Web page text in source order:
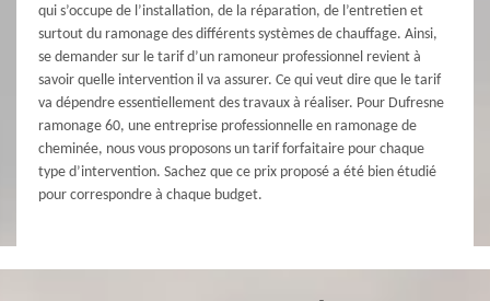
qui s’occupe de l’installation, de la réparation, de l’entretien et
surtout du ramonage des différents systèmes de chauffage. Ainsi,
se demander sur le tarif d’un ramoneur professionnel revient à
savoir quelle intervention il va assurer. Ce qui veut dire que le tarif
va dépendre essentiellement des travaux à réaliser. Pour Dufresne
ramonage 60, une entreprise professionnelle en ramonage de
cheminée, nous vous proposons un tarif forfaitaire pour chaque
type d’intervention. Sachez que ce prix proposé a été bien étudié
pour correspondre à chaque budget.